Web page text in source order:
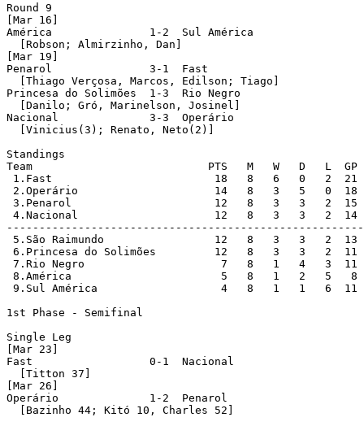
Round 9
[Mar 16]
América               1-2  Sul América
  [Robson; Almirzinho, Dan]
[Mar 19]
Penarol               3-1  Fast
  [Thiago Verçosa, Marcos, Edilson; Tiago]
Princesa do Solimões  1-3  Rio Negro
  [Danilo; Gró, Marinelson, Josinel]
Nacional              3-3  Operário
  [Vinicius(3); Renato, Neto(2)]
Standings
Team                           PTS   M   W   D   L  GP
1.Fast                         18   8   6   0   2  21
2.Operário                     14   8   3   5   0  18
3.Penarol                      12   8   3   3   2  15
4.Nacional                     12   8   3   3   2  14
5.São Raimundo                 12   8   3   3   2  13
6.Princesa do Solimões         12   8   3   3   2  11
7.Rio Negro                     7   8   1   4   3  11
8.América                       5   8   1   2   5   8
9.Sul América                   4   8   1   1   6  11
1st Phase - Semifinal
Single Leg
[Mar 23]
Fast                  0-1  Nacional
  [Titton 37]
[Mar 26]
Operário              1-2  Penarol
  [Bazinho 44; Kitó 10, Charles 52]